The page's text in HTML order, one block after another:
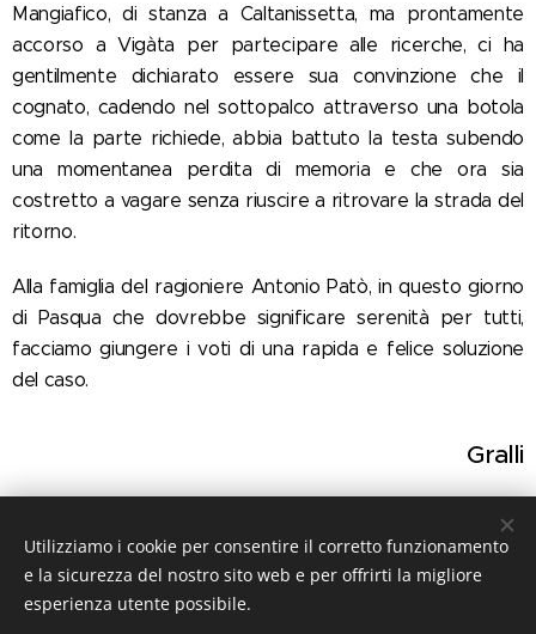
Mangiafico, di stanza a Caltanissetta, ma prontamente
accorso a Vigàta per partecipare alle ricerche, ci ha
gentilmente dichiarato essere sua convinzione che il
cognato, cadendo nel sottopalco attraverso una botola
come la parte richiede, abbia battuto la testa subendo
una momentanea perdita di memoria e che ora sia
costretto a vagare senza riuscire a ritrovare la strada del
ritorno.
Alla famiglia del ragioniere Antonio Patò, in questo giorno
di Pasqua che dovrebbe significare serenità per tutti,
facciamo giungere i voti di una rapida e felice soluzione
del caso.
Gralli
Share
Utilizziamo i cookie per consentire il corretto funzionamento
e la sicurezza del nostro sito web e per offrirti la migliore
esperienza utente possibile.